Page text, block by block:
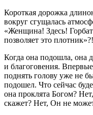
Короткая дорожка
вокруг сгущалась
«Женщина! Здесь!
позволяет это плотник»?!
Когда она подошла, она
и благоговения.
поднять голову уже не
подошел. Что сейчас
она проклята Богом?
скажет? Нет, Он не